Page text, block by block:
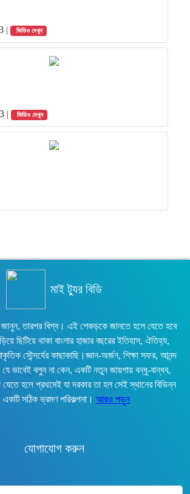
ভিডিও দেখুন
ভিডিও দেখুন
মাই ট্যুর বিডি
তারপর বিশ্ব। এই শেকড়কে জানতে হলে যেতে হবে
ছিটিয়ে থাকা বাংলার হাজার বছরের ইতিহাস, ঐতিহ্য,
সৌন্দর্যের কাছাকাছি।জ্ঞান-অর্জন, শিক্ষা সফর, আনন্দ
ভাবেই বলুন না কেন, একটি নতুন জায়গায় বন্ধু-বান্ধব,
যেতে হলে প্রথমেই যা দরকার তা হল সেই স্থানের বিভিন্ন
সঠিক ভ্রমণ পরিকল্পনা। আরও পড়ুন
যোগাযোগ করুন